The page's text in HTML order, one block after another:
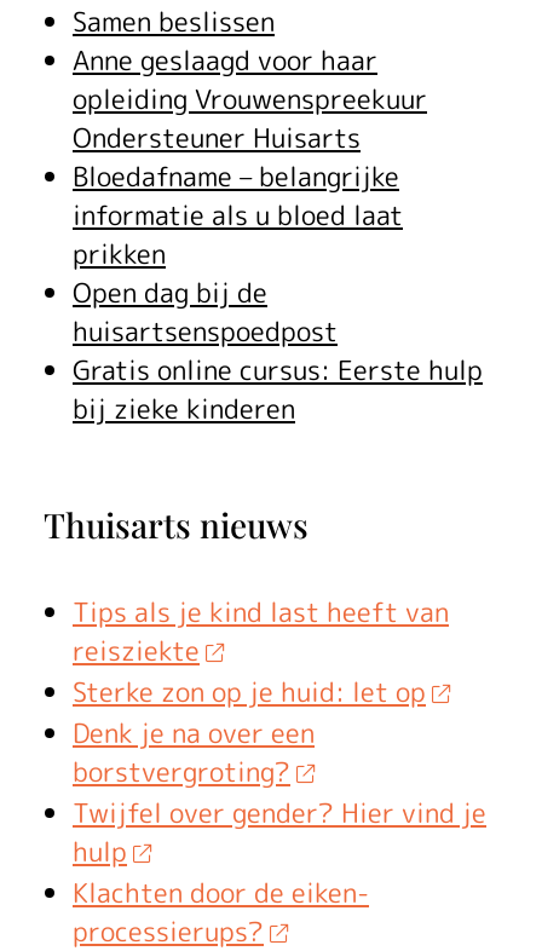
Samen beslissen
Anne geslaagd voor haar
opleiding Vrouwenspreekuur
Ondersteuner Huisarts
Bloedafname – belangrijke
informatie als u bloed laat
prikken
Open dag bij de
huisartsenspoedpost
Gratis online cursus: Eerste hulp
bij zieke kinderen
Thuisarts nieuws
Tips als je kind last heeft van
reisziekte
Sterke zon op je huid: let op
Denk je na over een
borstvergroting?
Twijfel over gender? Hier vind je
hulp
Klachten door de eiken-
processierups?